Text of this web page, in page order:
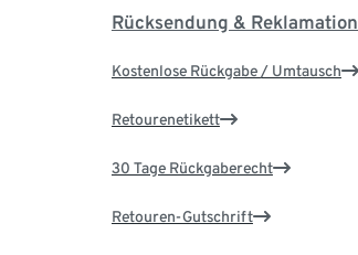
Rücksendung & Reklamation
Kostenlose Rückgabe / Umtausch
Retourenetikett
30 Tage Rückgaberecht
Retouren-Gutschrift